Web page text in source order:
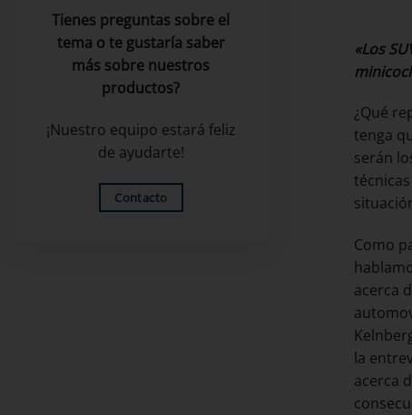
Tienes preguntas sobre el
tema o te gustaría saber
más sobre nuestros
productos?
¡Nuestro equipo estará feliz
de ayudarte!
Contacto
«Los
¿Qué
tenga
serán
Como
acerca
la
acerca